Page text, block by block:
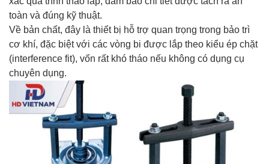
toàn và đúng kỹ thuật.
Về bản chất, đây là thiết bị hỗ trợ quan trọng trong bảo trì
cơ khí, đặc biệt với các vòng bi được lắp theo kiểu ép chặt
(interference fit), vốn rất khó tháo nếu không có dụng cụ
chuyên dụng.